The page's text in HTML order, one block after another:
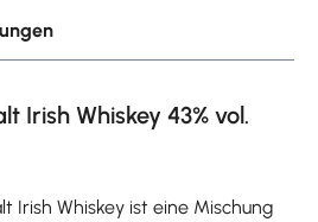
Irish Whiskey 43% vol.
Irish Whiskey ist eine Mischung